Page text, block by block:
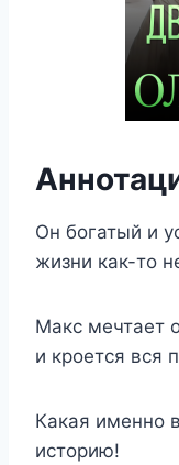
Он богатый и
жизни как-то
Макс мечтает
и кроется вся
Какая именно
историю!